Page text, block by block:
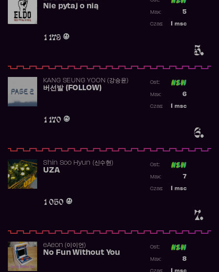
5.
Nie pytaj o nią
1 179
5
Max:
msc
Czas:
6.
KANG SEUNG YOON (강승윤)
버선발 (FOLLOW)
1 170
Ost:
6
Max:
msc
Czas:
7.
Shin Soo Hyun (신수현)
UZA
1 050
Ost:
7
Max:
msc
Czas:
​eAeon (이이언)
No Fun Without You
Ost:
8
Max:
msc
Czas: